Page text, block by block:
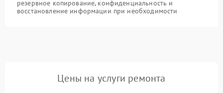
резервное копирование, конфиденциальность и
восстановление информации при необходимости
Цены на услуги ремонта